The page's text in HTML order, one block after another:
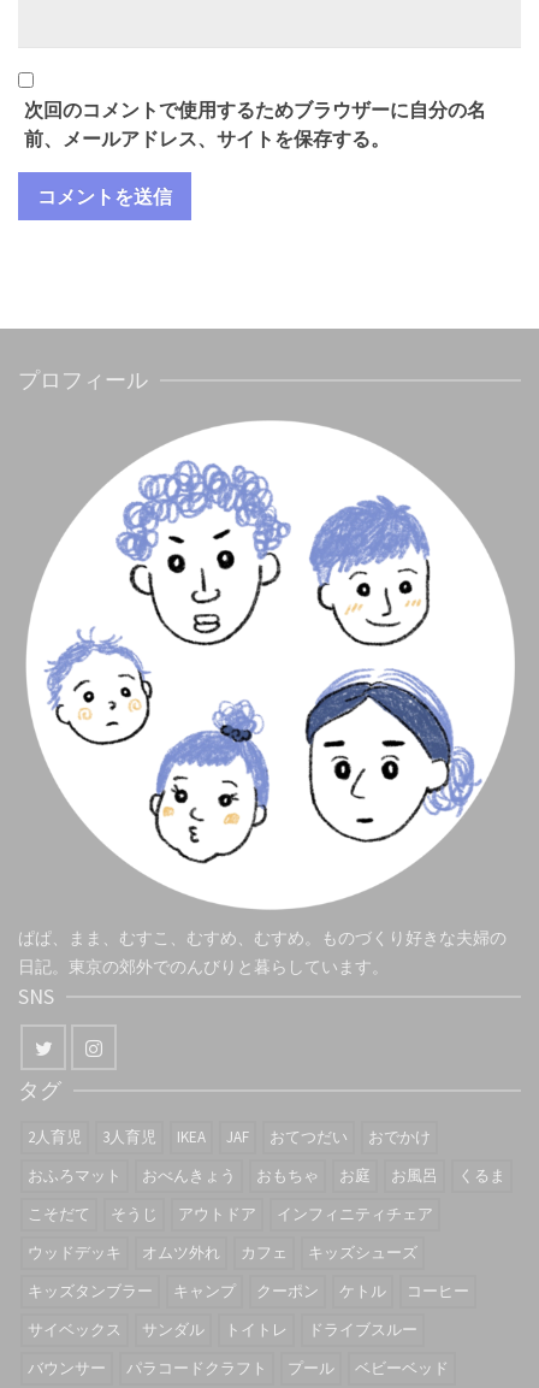
次回のコメントで使用するためブラウザーに自分の名
前、メールアドレス、サイトを保存する。
プロフィール
ぱぱ、まま、むすこ、むすめ、むすめ。ものづくり好きな夫婦の
日記。東京の郊外でのんびりと暮らしています。
SNS
タグ
2人育児 3人育児 IKEA JAF おてつだい
おでかけ
おふろマット
おべんきょう おもちゃ お庭 お風呂
くるま
こそだて
そうじ アウトドア
インフィニティチェア
ウッドデッキ
オムツ外れ カフェ
キッズシューズ
キッズタンブラー
キャンプ クーポン ケトル
コーヒー
サイベックス
サンダル トイトレ
ドライブスルー
バウンサー
パラコードクラフト プール ベビーベッド